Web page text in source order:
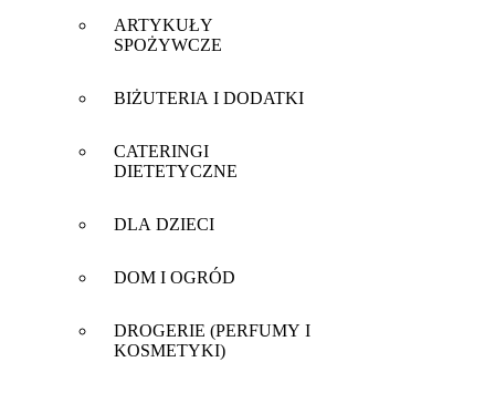
ARTYKUŁY
SPOŻYWCZE
BIŻUTERIA I DODATKI
CATERINGI
DIETETYCZNE
DLA DZIECI
DOM I OGRÓD
DROGERIE (PERFUMY I
KOSMETYKI)